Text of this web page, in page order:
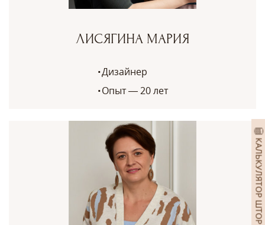
КАЛЬКУЛЯТОР ШТОР
ЛИСЯГИНА МАРИЯ
Дизайнер
Опыт — 20 лет